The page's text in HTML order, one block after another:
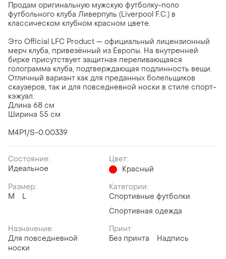
Продам оригинальную мужскую футболку-поло
футбольного клуба Ливерпуль (Liverpool F.C.) в
классическом клубном красном цвете.
Это Official LFC Product — официальный лицензионный
мерч клуба, привезённый из Европы. На внутренней
бирке присутствует защитная переливающаяся
голограмма клуба, подтверждающая подлинность вещи.
Отличный вариант как для преданных болельщиков
скаузеров, так и для повседневной носки в стиле спорт-
кэжуал.
Длина 68 см
Ширина 55 см
M4P1/S-0.00339
Состояние:
Идеальное
Цвет:
Красный
Размер:
M
L
Категории:
Спортивные футболки
Спортивная одежда
Назначение
Для повседневной
носки
Принт
Без принта
Надпись